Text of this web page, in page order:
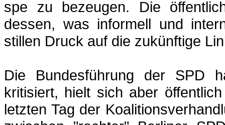
spe zu bezeugen. Die
dessen, was informell und
stillen Druck auf die zukünftige
Die Bundesführung der
kritisiert, hielt sich aber
letzten Tag der